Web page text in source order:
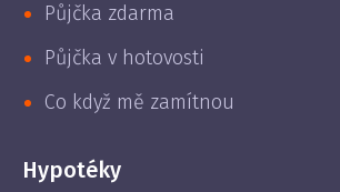
Půjčka zdarma
Půjčka v hotovosti
Co když mě zamítnou
Hypotéky